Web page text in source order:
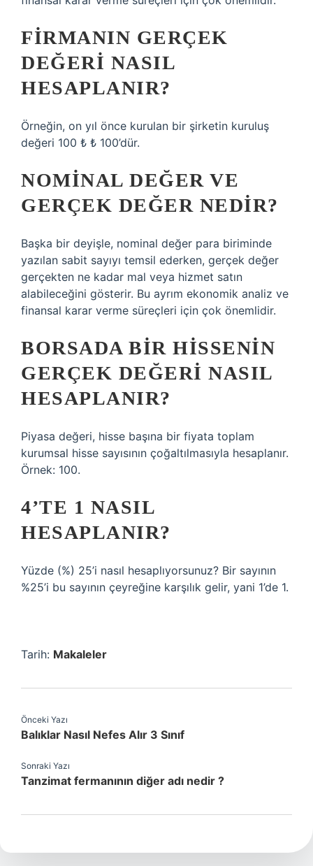
FIRMANIN GERÇEK
DEĞERI NASIL
HESAPLANIR?
Örneğin, on yıl önce kurulan bir şirketin kuruluş
değeri 100 ₺ ₺ 100’dür.
NOMINAL DEĞER VE
GERÇEK DEĞER NEDIR?
Başka bir deyişle, nominal değer para biriminde
yazılan sabit sayıyı temsil ederken, gerçek değer
gerçekten ne kadar mal veya hizmet satın
alabileceğini gösterir. Bu ayrım ekonomik analiz ve
finansal karar verme süreçleri için çok önemlidir.
BORSADA BIR HISSENIN
GERÇEK DEĞERI NASIL
HESAPLANIR?
Piyasa değeri, hisse başına bir fiyata toplam
kurumsal hisse sayısının çoğaltılmasıyla hesaplanır.
Örnek: 100.
4’TE 1 NASIL
HESAPLANIR?
Yüzde (%) 25’i nasıl hesaplıyorsunuz? Bir sayının
%25’i bu sayının çeyreğine karşılık gelir, yani 1’de 1.
Tarih: Makaleler
Önceki Yazı
Balıklar Nasıl Nefes Alır 3 Sınıf
Sonraki Yazı
Tanzimat fermanının diğer adı nedir ?